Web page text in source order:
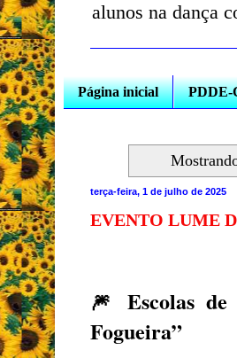
alunos na dança
Página inicial PDDE-
terça-feira, 1 de julho de 2025
EVENTO LUME
🎆
Escolas
Fogueira”